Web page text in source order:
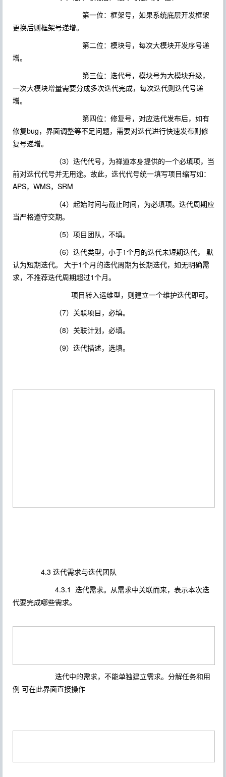
第一位：框架号，如果系统底层开发框架
更换后则框架号递增。
第二位：模块号，每次大模块开发序号递
增。
第三位：迭代号，模块号为大模块升级，
一次大模块增量需要分成多次迭代完成，每次迭代则迭代号递
增。
第四位：修复号，对应迭代发布后，如有
修复bug，界面调整等不足问题，需要对迭代进行快速发布则修
复号递增。
（3）迭代代号，为禅道本身提供的一个必填项，当
前对迭代代号并无用途。故此，迭代代号统一填写项目缩写如：
APS，WMS，SRM
（4）起始时间与截止时间，为必填项。迭代周期应
当严格遵守交期。
（5）项目团队，不填。
（6）迭代类型，小于1个月的迭代未短期迭代， 默
认为短期迭代。 大于1个月的迭代周期为长期迭代，如无明确需
求，不推荐迭代周期超过1个月。
项目转入运维型，则建立一个维护迭代即可。
（7）关联项目，必填。
（8）关联计划，必填。
（9）迭代描述，选填。
4.3 迭代需求与迭代团队
4.3.1 迭代需求。从需求中关联而来，表示本次迭
代要完成哪些需求。
迭代中的需求，不能单独建立需求。分解任务和用
例 可在此界面直接操作